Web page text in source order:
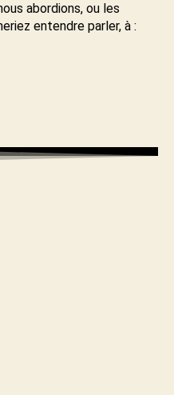
abordions, ou les
entendre parler, à :